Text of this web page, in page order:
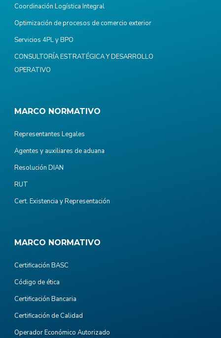
Coordinación Logística Integral
Optimización de procesos de comercio exterior
Servicios 4PL y BPO
CONSULTORÍA ESTRATÉGICA Y DESARROLLO
OPERATIVO
MARCO NORMATIVO
Representantes Legales
Agentes y auxiliares de aduana
Resolución DIAN
RUT
Cert. Existencia y Representación
MARCO NORMATIVO
Certificación BASC
Código de ética
Certificación Bancaria
Certificación de Calidad
Operador Económico Autorizado